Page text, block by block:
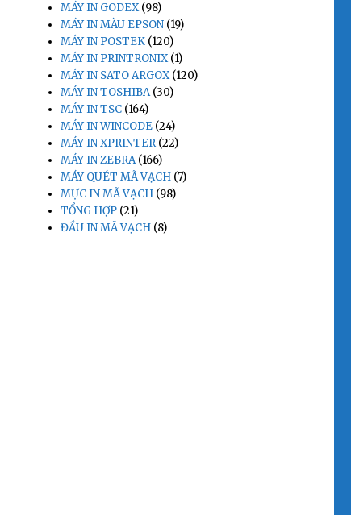
MÁY IN GODEX(98)
MÁY IN MÀU EPSON (19)
MÁY IN POSTEK (120)
MÁY IN PRINTRONIX(1)
MÁY IN SATO ARGOX(120)
MÁY IN TOSHIBA(30)
MÁY IN TSC (164)
MÁY IN WINCODE (24)
MÁY IN XPRINTER(22)
MÁY IN ZEBRA(166)
MÁY QUÉT MÃ VẠCH (7)
MỰC IN MÃ VẠCH (98)
TỔNG HỢP (21)
ĐẦU IN MÃ VẠCH (8)